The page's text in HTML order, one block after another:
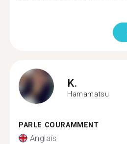
K.
Hamamatsu
PARLE COURAMMENT
Anglais